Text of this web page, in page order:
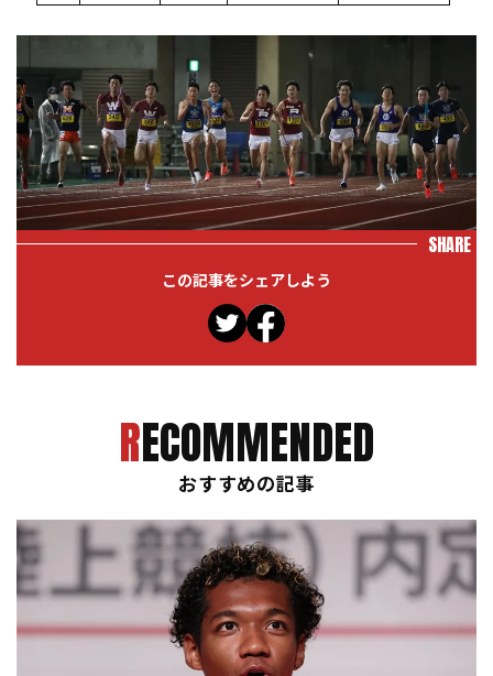
SHARE
この記事をシェアしよう
RECOMMENDED
おすすめの記事